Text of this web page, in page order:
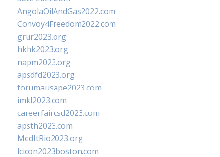
AngolaOilAndGas2022.com
Convoy4Freedom2022.com
grur2023.org
hkhk2023.org
napm2023.org
apsdfd2023.org
forumausape2023.com
imkl2023.com
careerfaircsd2023.com
apsth2023.com
MedItRio2023.org
lcicon2023boston.com